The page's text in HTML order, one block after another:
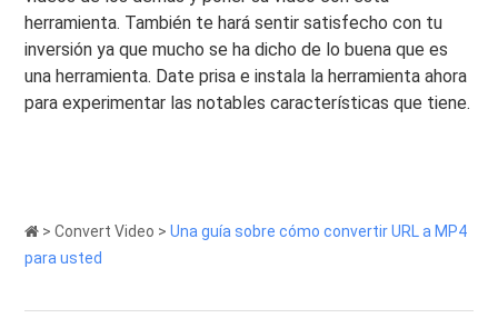
herramienta. También te hará sentir satisfecho con tu
inversión ya que mucho se ha dicho de lo buena que es
una herramienta. Date prisa e instala la herramienta ahora
para experimentar las notables características que tiene.
>Convert Video >Una guía sobre cómo convertir URL a MP4
para usted